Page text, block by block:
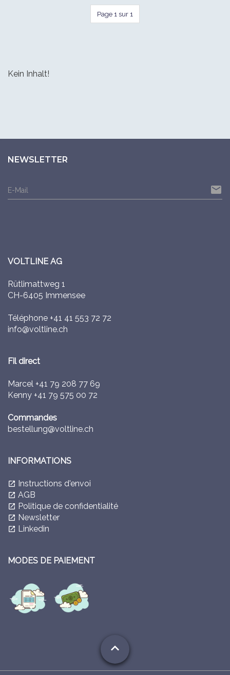
Page 1 sur 1
Kein Inhalt!
NEWSLETTER
E-Mail email
VOLTLINE AG
Rütlimattweg 1
CH-6405 Immensee
Téléphone +41 41 553 72 72
info@voltline.ch
Fil direct
Marcel +41 79 208 77 69
Kenny +41 79 575 00 72
Commandes
bestellung@voltline.ch
INFORMATIONS
launch Instructions d'envoi
launch AGB
launch Politique de confidentialité
launch Newsletter
launch Linkedin
MODES DE PAIEMENT
expand_less